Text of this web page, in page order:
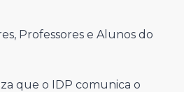
Professores e Alunos do
que o IDP comunica o